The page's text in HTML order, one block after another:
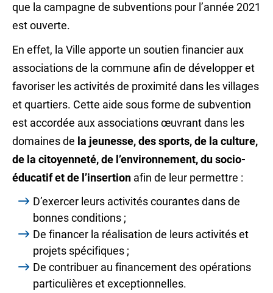
que la campagne de subventions pour l’année 2021
est ouverte.
En effet, la Ville apporte un soutien financier aux
associations de la commune afin de développer et
favoriser les activités de proximité dans les villages
et quartiers. Cette aide sous forme de subvention
est accordée aux associations œuvrant dans les
domaines de la jeunesse, des sports, de la culture,
de la citoyenneté, de l’environnement, du socio-
éducatif et de l’insertion afin de leur permettre :
D’exercer leurs activités courantes dans de
bonnes conditions ;
De financer la réalisation de leurs activités et
projets spécifiques ;
De contribuer au financement des opérations
particulières et exceptionnelles.